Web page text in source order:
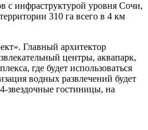
с инфраструктурой уровня Сочи,
310 га всего в 4 км
Главный архитектор
центры, аквапарк,
где будет использоваться
водных развлечений будет
звездочные гостиницы, на